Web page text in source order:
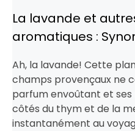
La lavande et
aromatiques :
Ah, la lavande! Cette
champs provençaux ne
parfum envoûtant et ses
côtés du thym et de la
instantanément au